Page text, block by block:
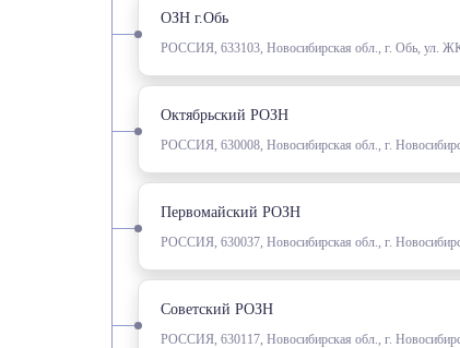
ОЗН г.Обь
РОССИЯ, 633103, Новосибирская обл., г. Обь, ул.
Октябрьский РОЗН
РОССИЯ, 630008, Новосибирская обл., г.
Первомайский РОЗН
РОССИЯ, 630037, Новосибирская обл., г.
Советский РОЗН
РОССИЯ, 630117, Новосибирская обл., г.